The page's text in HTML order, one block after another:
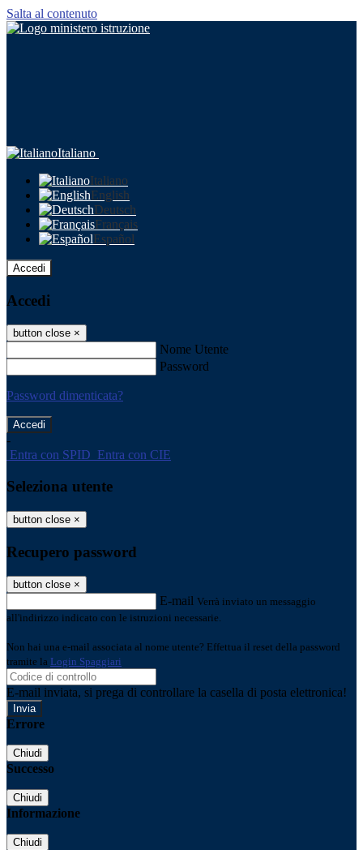
Salta al contenuto
Italiano
Italiano
English
Deutsch
Français
Español
Accedi
Accedi
button close ×
Nome Utente
Password
Password dimenticata?
-
Entra con SPID Entra con CIE
Seleziona utente
button close ×
Recupero password
button close ×
E-mail Verrà inviato un messaggio
all'indirizzo indicato con le istruzioni necessarie.
Non hai una e-mail associata al nome utente? Effettua il reset della password
tramite la Login Spaggiari
E-mail inviata, si prega di controllare la casella di posta elettronica!
Errore
Chiudi
Successo
Chiudi
Informazione
Chiudi